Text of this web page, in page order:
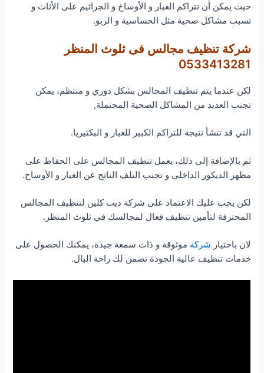
حيث يمكن أن تتراكم الغبار و الأوساخ و الجراثيم على الأثاث و
تسبب مشاكل صحية مثل الحساسية و الربو.
شركة تنظيف مجالس فى ثلوث المنظر
0533413281
لكن عندما يتم تنظيف المجالس بشكل دوري و منتظم، يمكن
تجنب العديد من المشاكل الصحية المحتملة,
التي قد تنشأ نتيجة للتراكم الكبير للغبار و البكتيريا.
ثم بالإضافة إلى ذلك، يعمل تنظيف المجالس على الحفاظ على
مظهر الديكور الداخلي و تجنب التلف الناتج عن الغبار و الأوساخ.
لكن يجب عليك الاعتماد على شركة ديب كلين لتنظيف المجالس
المحترفة لتأمين تنظيف فعال لمجالسك في ثلوث المنظر.
لان باختيار شركة موثوقة و ذات سمعة جيدة، يمكنك الحصول على
خدمات تنظيف عالية الجودة تضمن لك راحة البال.